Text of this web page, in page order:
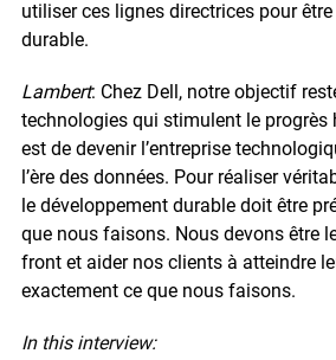
utiliser ces lignes directrices pour
durable.
Lambert: Chez Dell, notre objectif
technologies qui stimulent le progrès
est de devenir l’entreprise
l’ère des données. Pour réaliser
le développement durable doit être
que nous faisons. Nous devons être
front et aider nos clients à atteindre
exactement ce que nous faisons.
In this interview: